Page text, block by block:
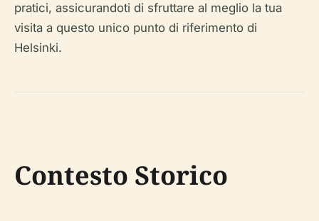
pratici, assicurandoti di sfruttare al meglio la tua
visita a questo unico punto di riferimento di
Helsinki.
Contesto Storico